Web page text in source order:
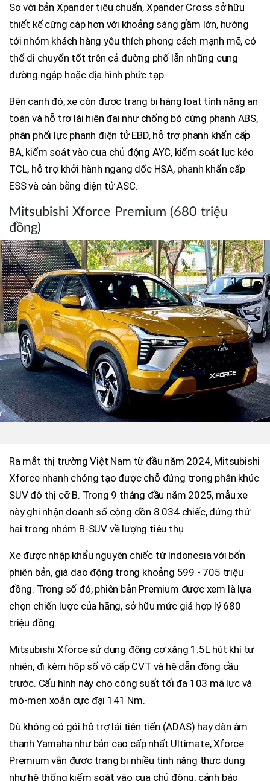
So với bản Xpander tiêu chuẩn, Xpander Cross sở hữu
thiết kế cứng cáp hơn với khoảng sáng gầm lớn, hướng
tới nhóm khách hàng yêu thích phong cách mạnh mẽ, có
thể di chuyển tốt trên cả đường phố lẫn những cung
đường ngập hoặc địa hình phức tạp.
Bên cạnh đó, xe còn được trang bị hàng loạt tính năng an
toàn và hỗ trợ lái hiện đại như chống bó cứng phanh ABS,
phân phối lực phanh điện tử EBD, hỗ trợ phanh khẩn cấp
BA, kiểm soát vào cua chủ động AYC, kiểm soát lực kéo
TCL, hỗ trợ khởi hành ngang dốc HSA, phanh khẩn cấp
ESS và cân bằng điện tử ASC.
Mitsubishi Xforce Premium (680 triệu
đồng)
Ra mắt thị trường Việt Nam từ đầu năm 2024, Mitsubishi
Xforce nhanh chóng tạo được chỗ đứng trong phân khúc
SUV đô thị cỡ B. Trong 9 tháng đầu năm 2025, mẫu xe
này ghi nhận doanh số cộng dồn 8.034 chiếc, đứng thứ
hai trong nhóm B-SUV về lượng tiêu thụ.
Xe được nhập khẩu nguyên chiếc từ Indonesia với bốn
phiên bản, giá dao động trong khoảng 599 - 705 triệu
đồng. Trong số đó, phiên bản Premium được xem là lựa
chọn chiến lược của hãng, sở hữu mức giá hợp lý 680
triệu đồng.
Mitsubishi Xforce sử dụng động cơ xăng 1.5L hút khí tự
nhiên, đi kèm hộp số vô cấp CVT và hệ dẫn động cầu
trước. Cấu hình này cho công suất tối đa 103 mã lực và
mô-men xoắn cực đại 141 Nm.
Dù không có gói hỗ trợ lái tiên tiến (ADAS) hay dàn âm
thanh Yamaha như bản cao cấp nhất Ultimate, Xforce
Premium vẫn được trang bị nhiều tính năng thực dụng
như hệ thống kiểm soát vào cua chủ động, cảnh báo